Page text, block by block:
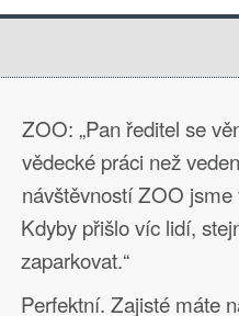
ZOO: „Pan ředitel se
vědecké práci než
návštěvností ZOO
Kdyby přišlo víc lidí,
zaparkovat.“
Perfektní. Zajisté máte